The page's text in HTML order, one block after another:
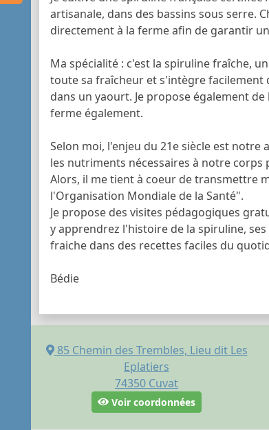
artisanale, dans des bassins sous serre.
directement à la ferme afin de garantir
Ma spécialité : c'est la spiruline fraîche,
toute sa fraîcheur et s'intègre facilement
dans un yaourt. Je propose également
ferme également.
Selon moi, l'enjeu du 21e siècle est
les nutriments nécessaires à notre corps
Alors, il me tient à coeur de transmettre
l'Organisation Mondiale de la Santé".
Je propose des visites pédagogiques
y apprendrez l'histoire de la spiruline,
fraiche dans des recettes faciles du
Bédie
85 Chemin des Trembles, Lieu dit Les
Eplatiers
74350 Cuvat
Voir coordonnées